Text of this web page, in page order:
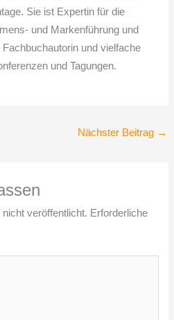
Sie ist Expertin für die
und Markenführung und
und vielfache
und Tagungen.
Nächster Beitrag →
veröffentlicht. Erforderliche